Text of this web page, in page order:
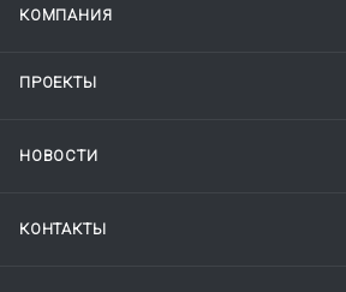
КОМПАНИЯ
ПРОЕКТЫ
НОВОСТИ
КОНТАКТЫ